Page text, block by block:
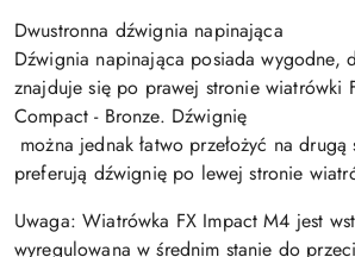
Dwustronna dźwignia napinająca
Dźwignia napinająca posiada wygodne,
znajduje się po prawej stronie wiatrówki
Compact - Bronze. Dźwignię
można jednak łatwo przełożyć na drugą
preferują dźwignię po lewej stronie
Uwaga: Wiatrówka FX Impact M4 jest
wyregulowana w średnim stanie do